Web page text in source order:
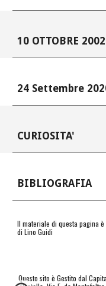
10 OTTOBRE 2002
24 Settembre 20
CURIOSITA'
BIBLIOGRAFIA
Il materiale di questa pagina
di Lino Guidi
Questo sito è Gestito dal